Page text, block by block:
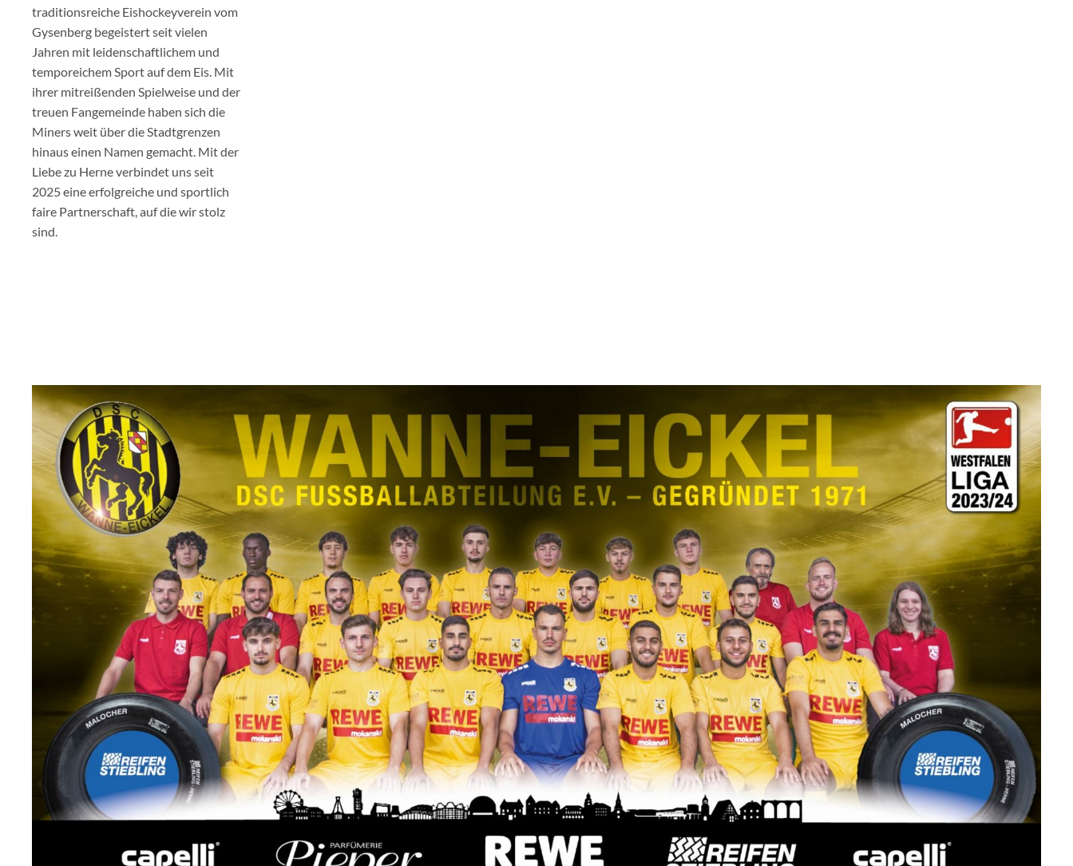
traditionsreiche Eishockeyverein vom
Gysenberg begeistert seit vielen
Jahren mit leidenschaftlichem und
temporeichem Sport auf dem Eis. Mit
ihrer mitreißenden Spielweise und der
treuen Fangemeinde haben sich die
Miners weit über die Stadtgrenzen
hinaus einen Namen gemacht. Mit der
Liebe zu Herne verbindet uns seit
2025 eine erfolgreiche und sportlich
faire Partnerschaft, auf die wir stolz
sind.